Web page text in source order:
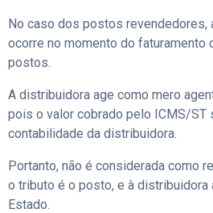
No caso dos postos revendedores,
ocorre no momento do
postos.
A distribuidora age como mero
pois o valor cobrado pelo ICMS/ST
contabilidade da distribuidora.
Portanto, não é considerada como
o tributo é o posto, e à distribuidora
Estado.